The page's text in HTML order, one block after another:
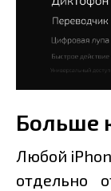
Больше
Любой
отдельно